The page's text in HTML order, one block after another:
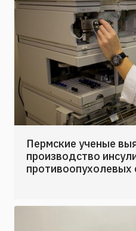
Пермские ученые
производство
противоопухолевых